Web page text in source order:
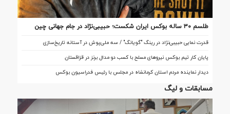
طلسم ۳۰ ساله بوکس ایران شکست؛ حبیبی‌نژاد در جام جهانی چین
قدرت نمایی حبیبی‌نژاد در رینگ "گویانگ" / سه ملی‌پوش در آستانه تاریخ‌سازی
پایان کار تیم بوکس نیروهای مسلح با کسب دو مدال برنز در قزاقستان
دیدار نماینده مردم استان کرمانشاه در مجلس با رئیس فدراسیون بوکس
مسابقات و لیگ